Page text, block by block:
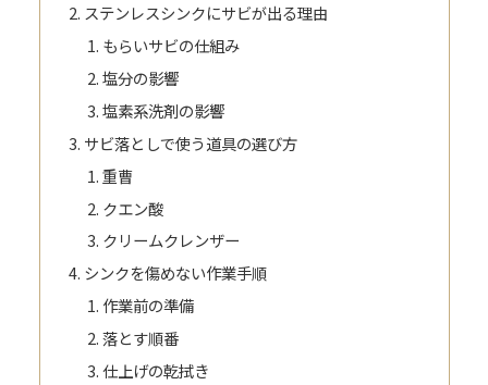
ステンレスシンクにサビが出る理由
もらいサビの仕組み
塩分の影響
塩素系洗剤の影響
サビ落としで使う道具の選び方
重曹
クエン酸
クリームクレンザー
シンクを傷めない作業手順
作業前の準備
落とす順番
仕上げの乾拭き